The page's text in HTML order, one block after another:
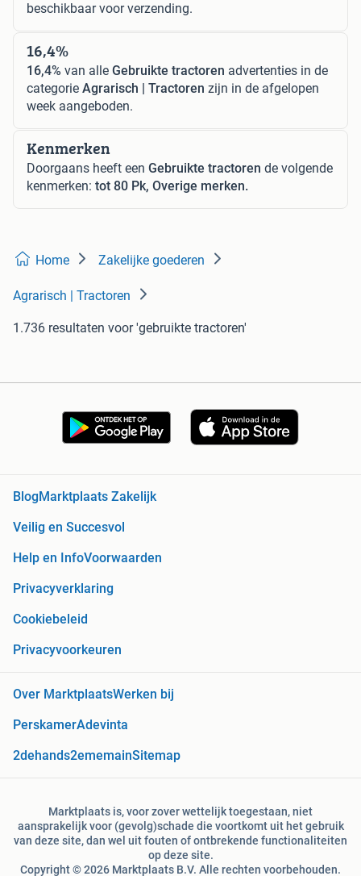
beschikbaar voor verzending.
16,4%
16,4% van alle Gebruikte tractoren advertenties in de
categorie Agrarisch | Tractoren zijn in de afgelopen
week aangeboden.
Kenmerken
Doorgaans heeft een Gebruikte tractoren de volgende
kenmerken: tot 80 Pk, Overige merken.
Home Zakelijke goederen
Agrarisch | Tractoren
1.736 resultaten voor 'gebruikte tractoren'
BlogMarktplaats Zakelijk
Veilig en Succesvol
Help en InfoVoorwaarden
Privacyverklaring
Cookiebeleid
Privacyvoorkeuren
Over MarktplaatsWerken bij
PerskamerAdevinta
2dehands2ememainSitemap
Marktplaats is, voor zover wettelijk toegestaan, niet
aansprakelijk voor (gevolg)schade die voortkomt uit het gebruik
van deze site, dan wel uit fouten of ontbrekende functionaliteiten
op deze site.
Copyright © 2026 Marktplaats B.V. Alle rechten voorbehouden.